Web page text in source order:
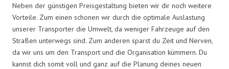
Neben der günstigen Preisgestaltung bieten wir dir noch weitere
Vorteile. Zum einen schonen wir durch die optimale Auslastung
unserer Transporter die Umwelt, da weniger Fahrzeuge auf den
Straßen unterwegs sind. Zum anderen sparst du Zeit und Nerven,
da wir uns um den Transport und die Organisation kümmern. Du
kannst dich somit voll und ganz auf die Planung deines neuen